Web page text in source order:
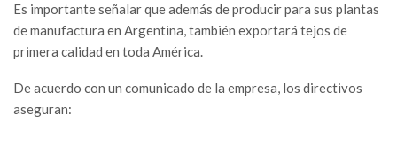
Es importante señalar que además de producir para sus plantas
de manufactura en Argentina, también exportará tejos de
primera calidad en toda América.
De acuerdo con un comunicado de la empresa, los directivos
aseguran: